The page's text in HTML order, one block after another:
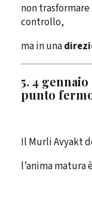
non
controllo,
ma in una
5. 4
punto
Il Murli Avyakt
l’anima matura